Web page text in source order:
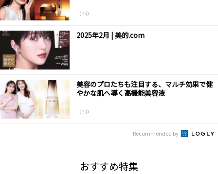
（PR）
2025年2月 | 美的.com
美容のプロたちも注目する、マルチ効果で健
やかな肌へ導く高機能美容液
（PR）
Recommended by
おすすめ特集